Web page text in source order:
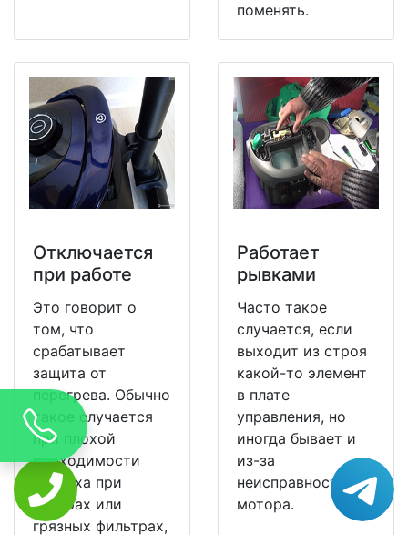
поменять.
Отключается
при работе
Это говорит о
том, что
срабатывает
защита от
перегрева. Обычно
такое случается
при плохой
проходимости
воздуха при
засорах или
грязных фильтрах,
Работает
рывками
Часто такое
случается, если
выходит из строя
какой-то элемент
в плате
управления, но
иногда бывает и
из-за
неисправности
мотора.